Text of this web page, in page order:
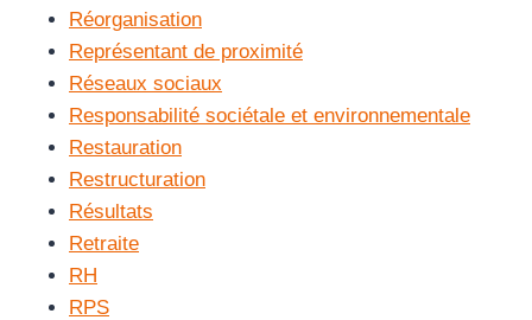
Réorganisation
Représentant de proximité
Réseaux sociaux
Responsabilité sociétale et environnementale
Restauration
Restructuration
Résultats
Retraite
RH
RPS